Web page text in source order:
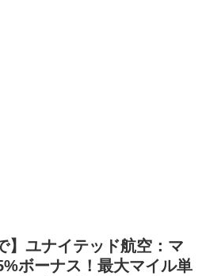
】ユナイテッド航空：マ
ボーナス！最大マイル単